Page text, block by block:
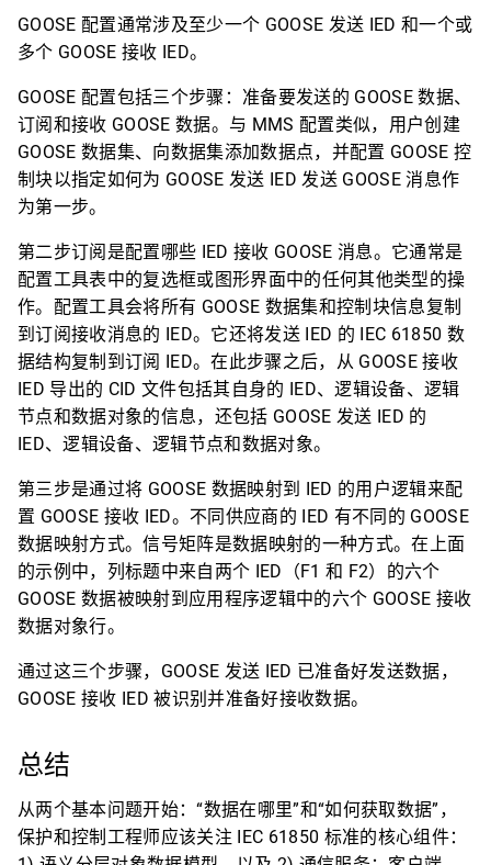
GOOSE 配置通常涉及至少一个 GOOSE 发送 IED 和一个或
多个 GOOSE 接收 IED。
GOOSE 配置包括三个步骤：准备要发送的 GOOSE 数据、
订阅和接收 GOOSE 数据。与 MMS 配置类似，用户创建
GOOSE 数据集、向数据集添加数据点，并配置 GOOSE 控
制块以指定如何为 GOOSE 发送 IED 发送 GOOSE 消息作
为第一步。
第二步订阅是配置哪些 IED 接收 GOOSE 消息。它通常是
配置工具表中的复选框或图形界面中的任何其他类型的操
作。配置工具会将所有 GOOSE 数据集和控制块信息复制
到订阅接收消息的 IED。它还将发送 IED 的 IEC 61850 数
据结构复制到订阅 IED。在此步骤之后，从 GOOSE 接收
IED 导出的 CID 文件包括其自身的 IED、逻辑设备、逻辑
节点和数据对象的信息，还包括 GOOSE 发送 IED 的
IED、逻辑设备、逻辑节点和数据对象。
第三步是通过将 GOOSE 数据映射到 IED 的用户逻辑来配
置 GOOSE 接收 IED。不同供应商的 IED 有不同的 GOOSE
数据映射方式。信号矩阵是数据映射的一种方式。在上面
的示例中，列标题中来自两个 IED（F1 和 F2）的六个
GOOSE 数据被映射到应用程序逻辑中的六个 GOOSE 接收
数据对象行。
通过这三个步骤，GOOSE 发送 IED 已准备好发送数据，
GOOSE 接收 IED 被识别并准备好接收数据。
总结
从两个基本问题开始：“数据在哪里”和“如何获取数据”，
保护和控制工程师应该关注 IEC 61850 标准的核心组件：